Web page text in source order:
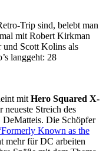
Trip sind, belebt man
mit Robert Kirkman
Scott Kolins als
langgeht: 28
mit Hero Squared X-
neueste Streich des
Die Schöpfer
Known as the
mehr für DC arbeiten